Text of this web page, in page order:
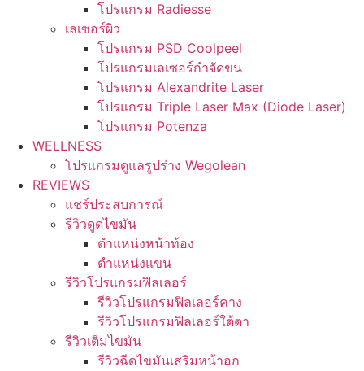
โปรแกรม Radiesse
เลเซอร์ผิว
โปรแกรม PSD Coolpeel
โปรแกรมเลเซอร์กำจัดขน
โปรแกรม Alexandrite Laser
โปรแกรม Triple Laser Max (Diode Laser)
โปรแกรม Potenza
WELLNESS
โปรแกรมดูแลรูปร่าง Wegolean
REVIEWS
แชร์ประสบการณ์
รีวิวดูดไขมัน
ตำแหน่งหน้าท้อง
ตำแหน่งแขน
รีวิวโปรแกรมฟิลเลอร์
รีวิวโปรแกรมฟิลเลอร์คาง
รีวิวโปรแกรมฟิลเลอร์ใต้ตา
รีวิวเติมไขมัน
รีวิวฉีดไขมันเสริมหน้าอก